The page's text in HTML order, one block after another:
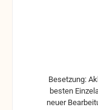
Besetzung:
besten
neuer